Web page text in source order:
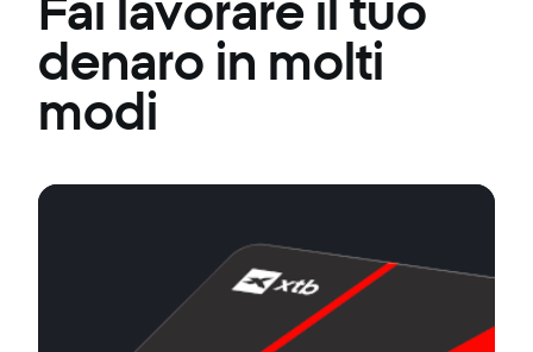
Fai lavorare il tuo
denaro in molti
modi